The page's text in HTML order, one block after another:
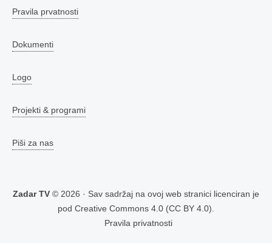
Pravila prvatnosti
Dokumenti
Logo
Projekti & programi
Piši za nas
Zadar TV © 2026 · Sav sadržaj na ovoj web stranici licenciran je
pod Creative Commons 4.0 (CC BY 4.0)
Pravila privatnosti